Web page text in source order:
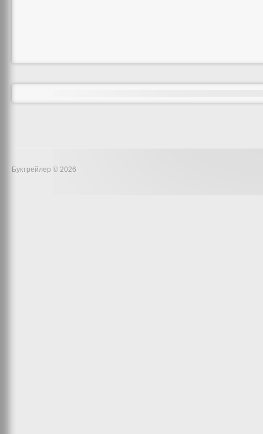
Буктрейлер © 2026